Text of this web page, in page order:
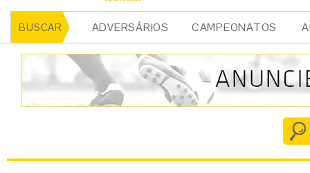
BUSCAR ADVERSÁRIOS CAMPEONATOS